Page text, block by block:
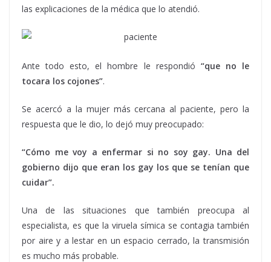
las explicaciones de la médica que lo atendió.
Ante todo esto, el hombre le respondió “que no le
tocara los cojones”.
Se acercó a la mujer más cercana al paciente, pero la
respuesta que le dio, lo dejó muy preocupado:
“Cómo me voy a enfermar si no soy gay. Una del
gobierno dijo que eran los gay los que se tenían que
cuidar”.
Una de las situaciones que también preocupa al
especialista, es que la viruela símica se contagia también
por aire y a lestar en un espacio cerrado, la transmisión
es mucho más probable.